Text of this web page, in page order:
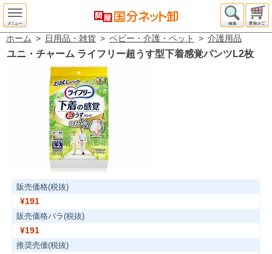
ホーム > 日用品・雑貨 > ベビー・介護・ペット > 介護用品
ユニ・チャーム ライフリー超うす型下着感覚パンツL2枚
販売価格(税抜)
¥191
販売価格バラ(税抜)
¥191
推奨売価(税抜)